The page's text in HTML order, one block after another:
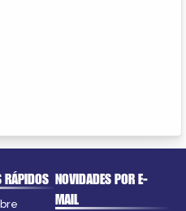
RÁPIDOS NOVIDADES POR E-
MAIL